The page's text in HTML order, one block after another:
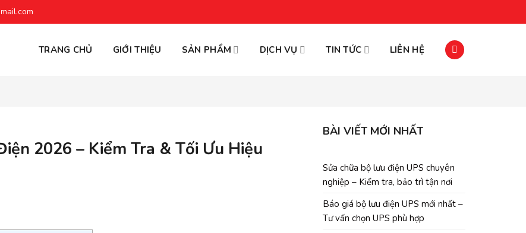
TRANG CHỦ GIỚI THIỆU SẢN PHẨM DỊCH VỤ TIN TỨC LIÊN HỆ
2026 – Kiểm Tra & Tối Ưu Hiệu
BÀI VIẾT MỚI NHẤT
Sửa chữa bộ lưu điện UPS chuyên
nghiệp – Kiểm tra, bảo trì tận nơi
Báo giá bộ lưu điện UPS mới nhất –
Tư vấn chọn UPS phù hợp